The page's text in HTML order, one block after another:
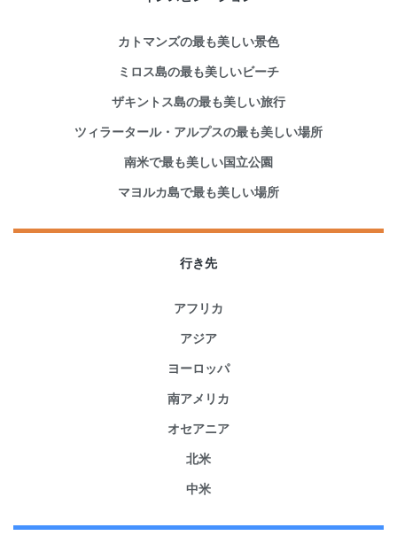
カトマンズの最も美しい景色
ミロス島の最も美しいビーチ
ザキントス島の最も美しい旅行
ツィラータール・アルプスの最も美しい場所
南米で最も美しい国立公園
マヨルカ島で最も美しい場所
行き先
アフリカ
アジア
ヨーロッパ
南アメリカ
オセアニア
北米
中米